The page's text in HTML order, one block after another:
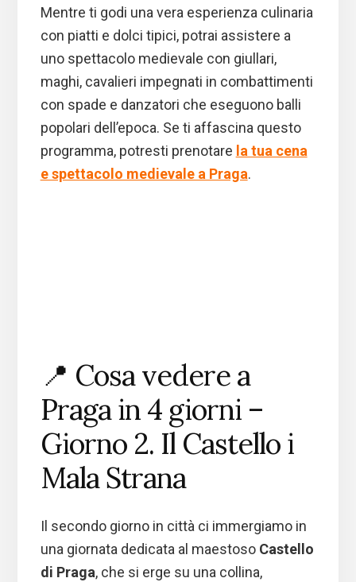
Mentre ti godi una vera esperienza culinaria
con piatti e dolci tipici, potrai assistere a
uno spettacolo medievale con giullari,
maghi, cavalieri impegnati in combattimenti
con spade e danzatori che eseguono balli
popolari dell’epoca. Se ti affascina questo
programma, potresti prenotare la tua cena
e spettacolo medievale a Praga.
📍 Cosa vedere a
Praga in 4 giorni –
Giorno 2. Il Castello i
Mala Strana
Il secondo giorno in città ci immergiamo in
una giornata dedicata al maestoso Castello
di Praga, che si erge su una collina,